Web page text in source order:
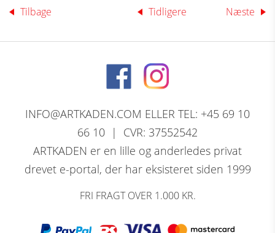
Tilbage Tidligere Næste
INFO@ARTKADEN.COM ELLER TEL: +45 69 10
66 10 | CVR: 37552542
ARTKADEN er en lille og anderledes privat
drevet e-portal, der har eksisteret siden 1999
FRI FRAGT OVER 1.000 KR.